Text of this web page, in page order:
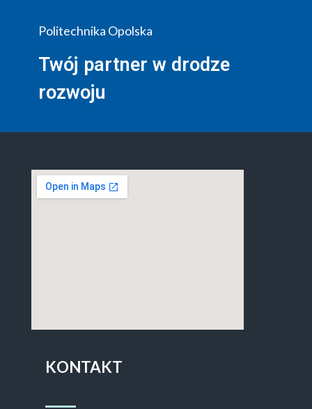
Politechnika Opolska
Twój partner w drodze
rozwoju
KONTAKT